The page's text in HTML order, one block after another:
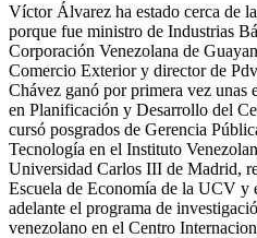
Víctor Álvarez ha estado cerca de
porque fue ministro de Industrias
Corporación Venezolana de
Comercio Exterior y director de
Chávez ganó por primera vez unas
en Planificación y Desarrollo del
cursó posgrados de Gerencia
Tecnología en el Instituto
Universidad Carlos III de Madrid,
Escuela de Economía de la UCV y
adelante el programa de
venezolano en el Centro